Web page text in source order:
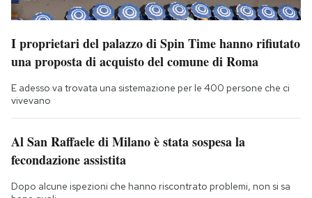
I proprietari del palazzo di Spin Time hanno rifiutato
una proposta di acquisto del comune di Roma
E adesso va trovata una sistemazione per le 400 persone che ci
vivevano
Al San Raffaele di Milano è stata sospesa la
fecondazione assistita
Dopo alcune ispezioni che hanno riscontrato problemi, non si sa